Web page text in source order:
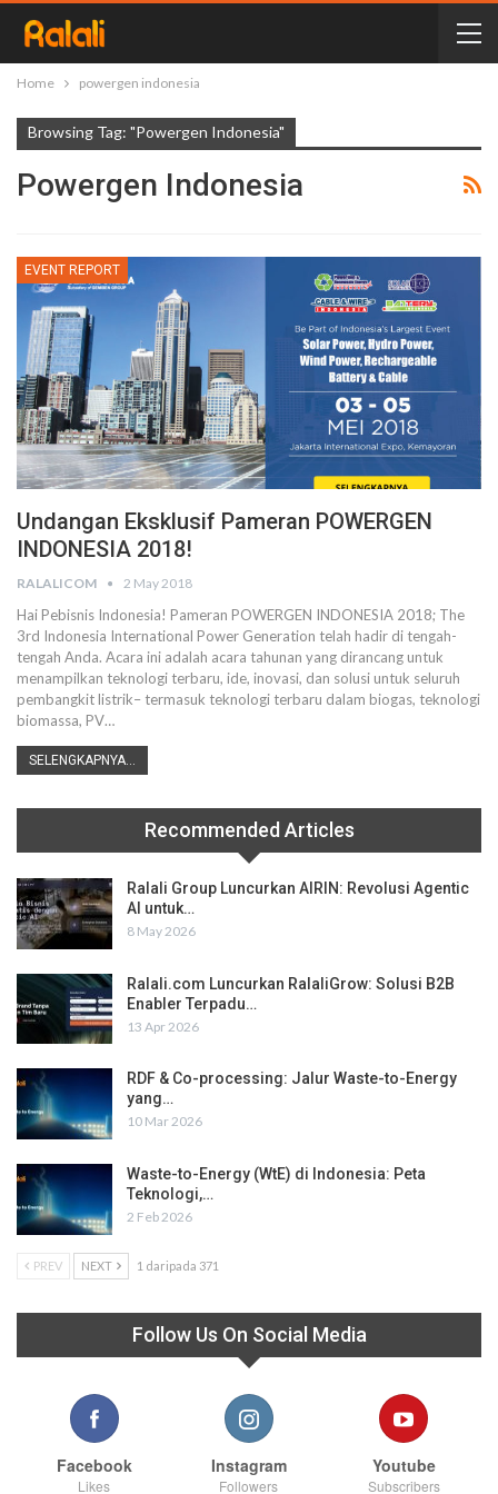
Home powergen indonesia
Browsing Tag: "powergen Indonesia"
Powergen Indonesia
EVENT REPORT
Undangan Eksklusif Pameran POWERGEN
INDONESIA 2018!
RALALICOM 2 May 2018
Hai Pebisnis Indonesia! Pameran POWERGEN INDONESIA 2018; The
3rd Indonesia International Power Generation telah hadir di tengah-
tengah Anda. Acara ini adalah acara tahunan yang dirancang untuk
menampilkan teknologi terbaru, ide, inovasi, dan solusi untuk seluruh
pembangkit listrik– termasuk teknologi terbaru dalam biogas, teknologi
biomassa, PV…
SELENGKAPNYA...
Recommended Articles
Ralali Group Luncurkan AIRIN: Revolusi Agentic
AI untuk…
8 May 2026
Ralali.com Luncurkan RalaliGrow: Solusi B2B
Enabler Terpadu…
13 Apr 2026
RDF & Co-processing: Jalur Waste-to-Energy
yang…
10 Mar 2026
Waste-to-Energy (WtE) di Indonesia: Peta
Teknologi,…
2 Feb 2026
PREV NEXT 1 daripada 371
Follow Us On Social Media
Facebook
Likes
Instagram
Followers
Youtube
Subscribers